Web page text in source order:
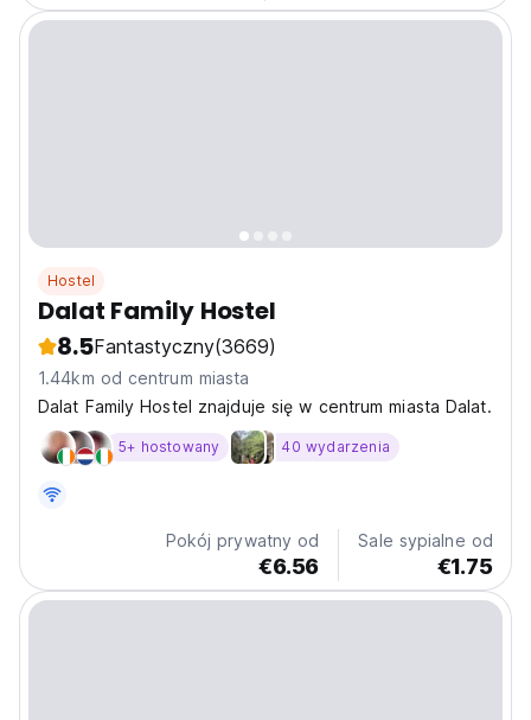
Hostel
Dalat Family Hostel
8.5Fantastyczny(3669)
1.44km od centrum miasta
Dalat Family Hostel znajduje się w centrum miasta Dalat.
5+ hostowany 40 wydarzenia
Pokój prywatny od
€6.56
Sale sypialne od
€1.75